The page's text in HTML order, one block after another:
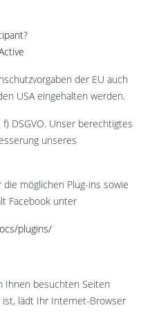
der EU auch
USA eingehalten werden.
DSGVO. Unser berechtigtes
unseres
möglichen Plug-ins sowie
Facebook unter
plugins/
Ihnen besuchten Seiten
lädt Ihr Internet-Browser